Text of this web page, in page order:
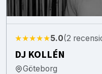
★★★★★5.0(2
DJ KOLLÉN
Göteborg